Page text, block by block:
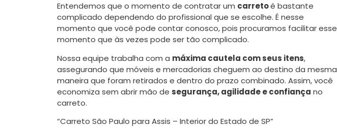
Entendemos que o momento de contratar um carretoé bastante
complicado dependendo do profissional que se escolhe. É nesse
momento que você pode contar conosco, pois procuramos facilitar esse
momento que às vezes pode ser tão complicado.
Nossa equipe trabalha com a máxima cautela com seus itens,
assegurando que móveis e mercadorias cheguem ao destino da mesma
maneira que foram retirados e dentro do prazo combinado. Assim, você
economiza sem abrir mão de segurança, agilidade e confiança no
carreto.
“Carreto São Paulo para Assis – Interior do Estado de SP”